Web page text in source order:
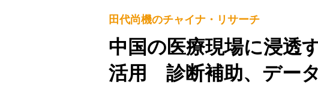
田代尚機のチャイナ・リサーチ
中国の医療現場に浸透
活用 診断補助、デー